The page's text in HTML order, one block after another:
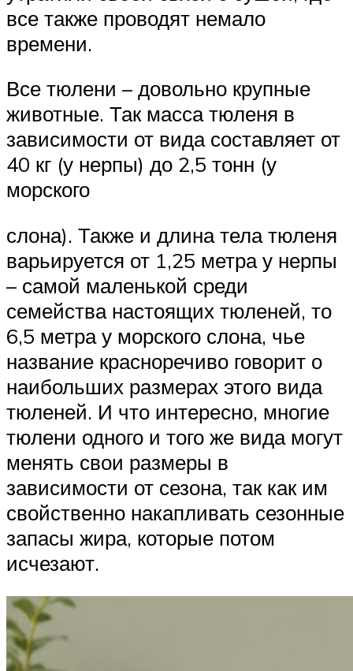
все также проводят немало
времени.
Все тюлени – довольно крупные
животные. Так масса тюленя в
зависимости от вида составляет от
40 кг (у нерпы) до 2,5 тонн (у
морского
слона). Также и длина тела тюленя
варьируется от 1,25 метра у нерпы
– самой маленькой среди
семейства настоящих тюленей, то
6,5 метра у морского слона, чье
название красноречиво говорит о
наибольших размерах этого вида
тюленей. И что интересно, многие
тюлени одного и того же вида могут
менять свои размеры в
зависимости от сезона, так как им
свойственно накапливать сезонные
запасы жира, которые потом
исчезают.